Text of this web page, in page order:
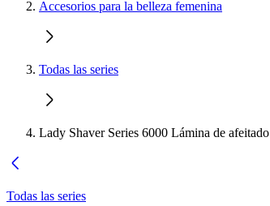
Accesorios para la belleza femenina
Todas las series
Lady Shaver Series 6000 Lámina de afeitado
Todas las series